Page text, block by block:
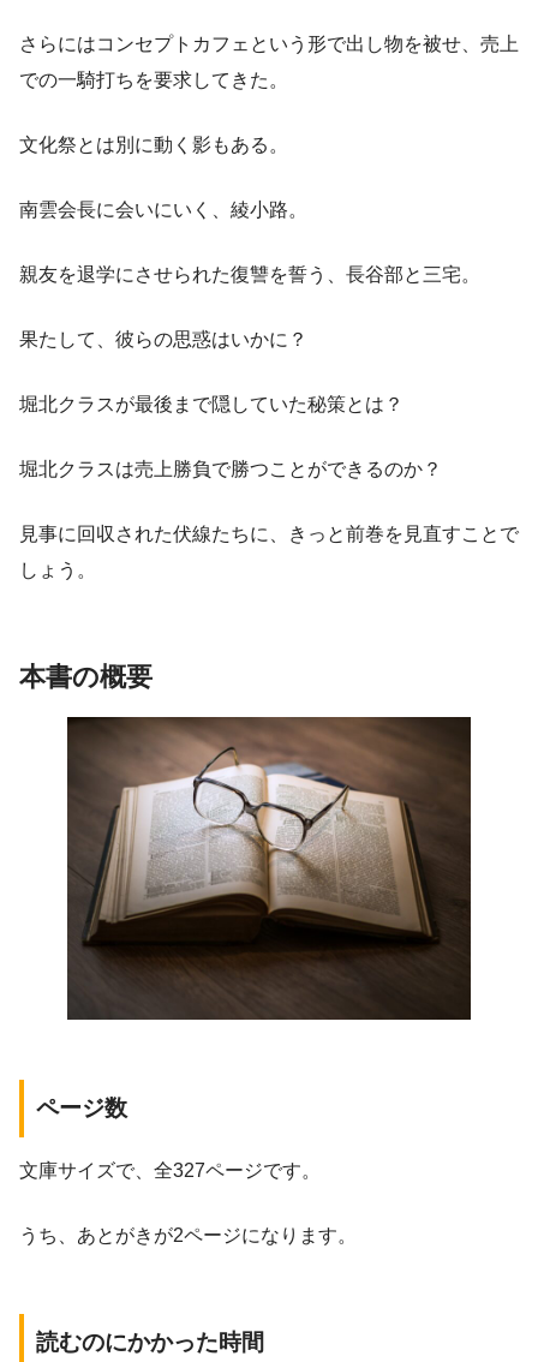
さらにはコンセプトカフェという形で出し物を被せ、売上
での一騎打ちを要求してきた。
文化祭とは別に動く影もある。
南雲会長に会いにいく、綾小路。
親友を退学にさせられた復讐を誓う、長谷部と三宅。
果たして、彼らの思惑はいかに？
堀北クラスが最後まで隠していた秘策とは？
堀北クラスは売上勝負で勝つことができるのか？
見事に回収された伏線たちに、きっと前巻を見直すことで
しょう。
本書の概要
ページ数
文庫サイズで、全327ページです。
うち、あとがきが2ページになります。
読むのにかかった時間